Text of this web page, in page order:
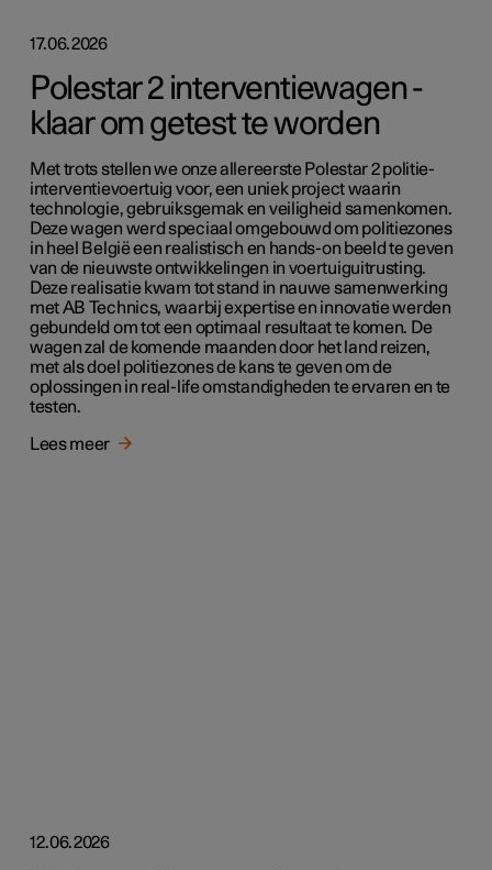
17.06.2026
Polestar 2 interventiewagen -
klaar om getest te worden
Met trots stellen we onze allereerste Polestar 2 politie-
interventievoertuig voor, een uniek project waarin
technologie, gebruiksgemak en veiligheid samenkomen.
Deze wagen werd speciaal omgebouwd om politiezones
in heel België een realistisch en hands-on beeld te geven
van de nieuwste ontwikkelingen in voertuiguitrusting.
Deze realisatie kwam tot stand in nauwe samenwerking
met AB Technics, waarbij expertise en innovatie werden
gebundeld om tot een optimaal resultaat te komen. De
wagen zal de komende maanden door het land reizen,
met als doel politiezones de kans te geven om de
oplossingen in real-life omstandigheden te ervaren en te
testen.
Lees meer
12.06.2026